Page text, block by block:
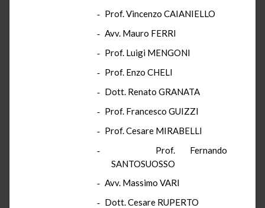
- Prof. Vincenzo CAIANIELLO
- Avv. Mauro FERRI
- Prof. Luigi MENGONI
- Prof. Enzo CHELI
- Dott. Renato GRANATA
- Prof. Francesco GUIZZI
- Prof. Cesare MIRABELLI
-
Prof. Fernando
SANTOSUOSSO
- Avv. Massimo VARI
- Dott. Cesare RUPERTO